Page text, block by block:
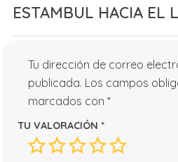
ESTAMBUL HACIA EL
Tu dirección de correo
publicada. Los campos
marcados con *
TU VALORACIÓN *